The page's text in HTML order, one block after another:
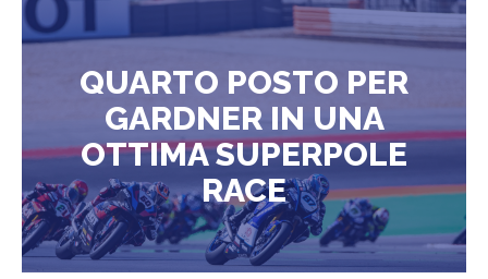
QUARTO POSTO PER
GARDNER IN UNA
OTTIMA SUPERPOLE
RACE